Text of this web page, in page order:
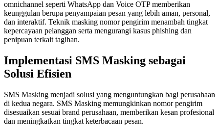
omnichannel seperti WhatsApp dan Voice OTP memberikan
keunggulan berupa penyampaian pesan yang lebih aman, personal,
dan interaktif. Teknik masking nomor pengirim menambah tingkat
kepercayaan pelanggan serta mengurangi kasus phishing dan
penipuan terkait tagihan.
Implementasi SMS Masking sebagai
Solusi Efisien
SMS Masking menjadi solusi yang menguntungkan bagi perusahaan
di kedua negara. SMS Masking memungkinkan nomor pengirim
disesuaikan sesuai brand perusahaan, memberikan kesan profesional
dan meningkatkan tingkat keterbacaan pesan.